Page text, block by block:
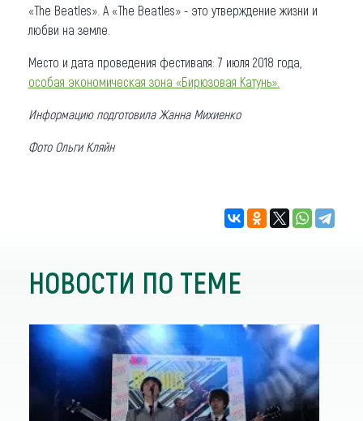
«The Beatles». А «The Beatles» - это утверждение жизни и
любви на земле.
Место и дата проведения фестиваля: 7 июля 2018 года,
особая экономическая зона «Бирюзовая Катунь».
Информацию подготовила Жанна Михиенко
Фото Ольги Кляйн
НОВОСТИ ПО ТЕМЕ